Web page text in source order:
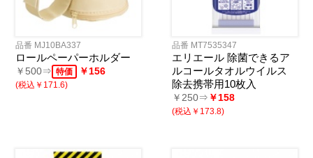
品番 MJ10BA337
ロールペーパーホルダー
￥500⇒ 特価 ￥156
(税込￥171.6)
品番 MT7535347
エリエール 除菌できるア
ルコールタオルウイルス
除去携帯用10枚入
￥250⇒ ￥158
(税込￥173.8)